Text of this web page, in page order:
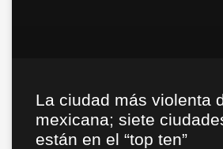
La ciudad más violenta
mexicana; siete
están en el “top ten”